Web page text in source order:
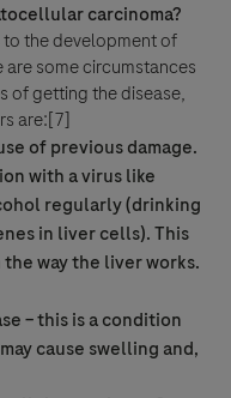
carcinoma?
the development of
some circumstances
of getting the disease,
are:[7]
of previous damage.
with a virus like
regularly (drinking
in liver cells). This
way the liver works.
– this is a condition
cause swelling and,
des informations relatives
de vous conférer aux
cgu
un événement indésirable
Roche, ou d'une situation
cet événement. Pour
vos données personnelles,
règles applicables en
personnel mis en oeuvre à
données ne seront
complémentaire sur le
pouvez consulter notre page